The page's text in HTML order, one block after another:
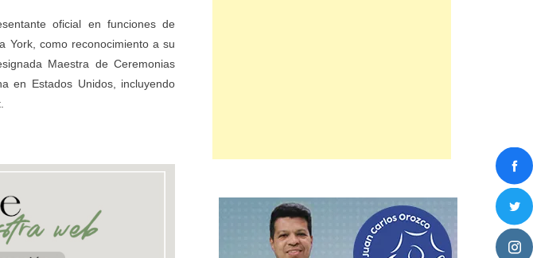
oficial en funciones de
York, como reconocimiento a su
Maestra de Ceremonias
en Estados Unidos, incluyendo